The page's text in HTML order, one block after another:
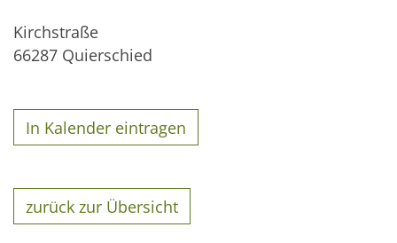
Kirchstraße
66287 Quierschied
In Kalender eintragen
zurück zur Übersicht